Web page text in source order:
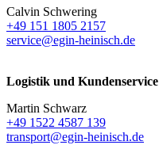
Calvin Schwering
+49 151 1805 2157
service@egin-heinisch.de
Logistik und Kundenservice
Martin Schwarz
+49 1522 4587 139
transport@egin-heinisch.de